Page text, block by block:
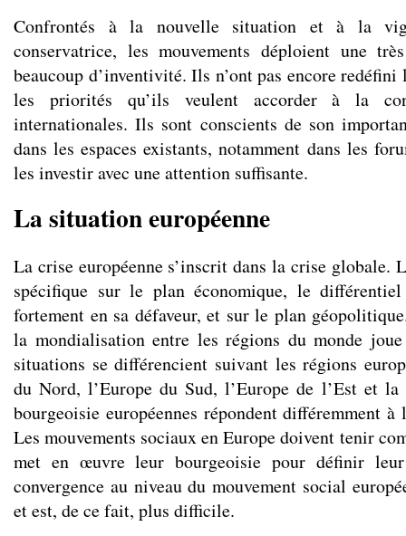
Confrontés à la nouvelle situation et à la
conservatrice, les mouvements déploient une
beaucoup d’inventivité. Ils n’ont pas encore
les priorités qu’ils veulent accorder à la
internationales. Ils sont conscients de son
dans les espaces existants, notamment dans les
les investir avec une attention suffisante.
La situation européenne
La crise européenne s’inscrit dans la crise globale.
spécifique sur le plan économique, le
fortement en sa défaveur, et sur le plan
la mondialisation entre les régions du monde
situations se différencient suivant les régions
du Nord, l’Europe du Sud, l’Europe de l’Est et la
bourgeoisie européennes répondent différemment à
Les mouvements sociaux en Europe doivent tenir
met en œuvre leur bourgeoisie pour définir
convergence au niveau du mouvement social
et est, de ce fait, plus difficile.